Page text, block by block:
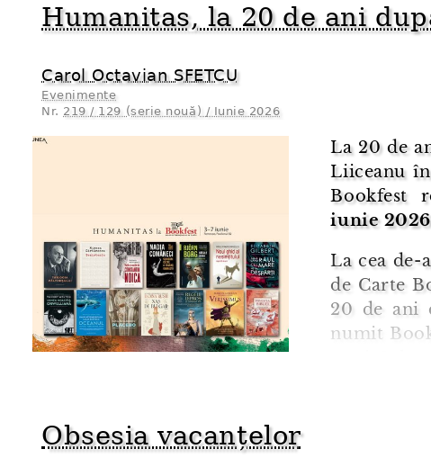
Humanitas, la 20 de ani
Carol Octavian SFETCU
Evenimente
Nr. 219 / 129 (serie nouă) / Iunie 2026
La 20 de
Liiceanu
Bookfest
iunie 2026
La cea
de Carte
20 de ani
numit
Obsesia vacanțelor